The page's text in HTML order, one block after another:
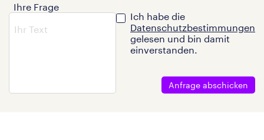
Ihre Frage
Ich habe die
Datenschutzbestimmungen
gelesen und bin damit
einverstanden.
Anfrage abschicken